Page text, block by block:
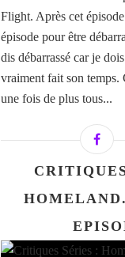
Flight. Après cet
épisode pour être
dis débarrassé car je
vraiment fait son temps.
une fois de plus tous...